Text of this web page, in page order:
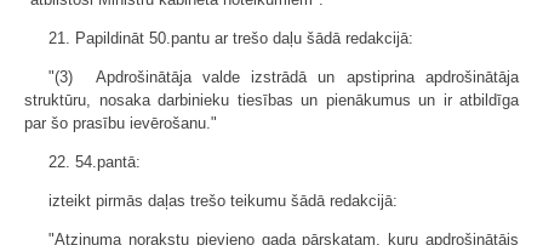
21. Papildināt 50.pantu ar trešo daļu šādā redakcijā:
"(3) Apdrošinātāja valde izstrādā un apstiprina apdrošinātāja
struktūru, nosaka darbinieku tiesības un pienākumus un ir atbildīga
par šo prasību ievērošanu."
22. 54.pantā:
izteikt pirmās daļas trešo teikumu šādā redakcijā:
"Atzinuma norakstu pievieno gada pārskatam, kuru apdrošinātājs